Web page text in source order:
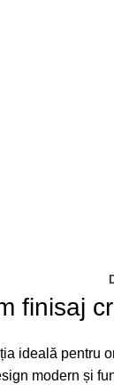
finisaj
ideală
modern și